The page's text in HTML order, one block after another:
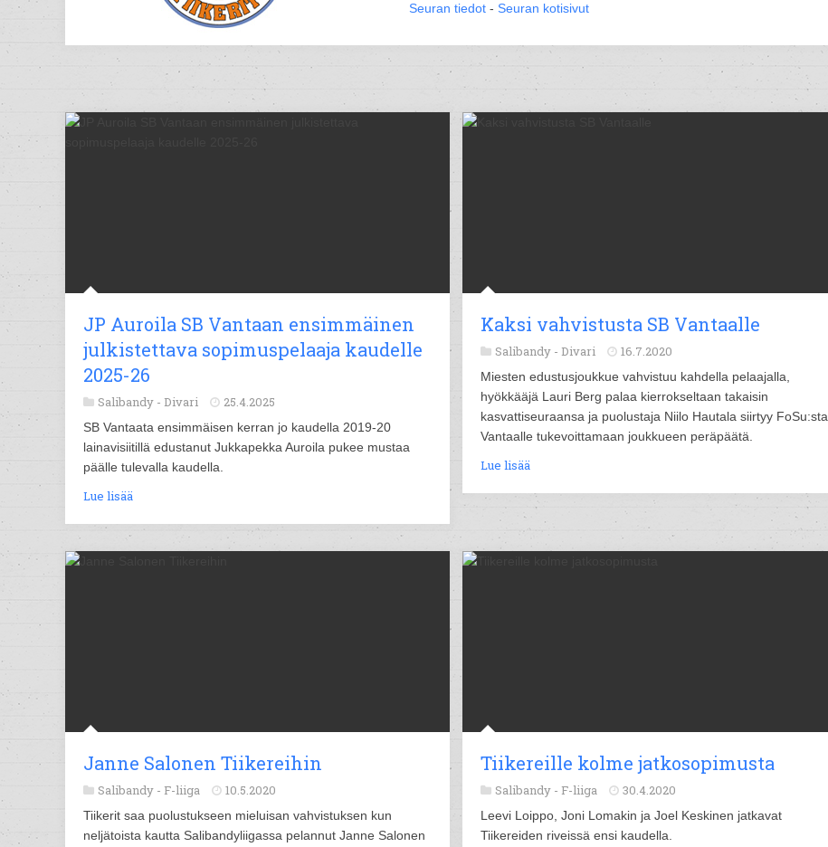
Seuran tiedot - Seuran kotisivut
JP Auroila SB Vantaan ensimmäinen
julkistettava sopimuspelaaja kaudelle
2025-26
Salibandy - Divari 25.4.2025
SB Vantaata ensimmäisen kerran jo kaudella 2019-20
lainavisiitillä edustanut Jukkapekka Auroila pukee mustaa
päälle tulevalla kaudella.
Lue lisää
Kaksi vahvistusta SB Vantaalle
Salibandy - Divari 16.7.2020
Miesten edustusjoukkue vahvistuu kahdella pelaajalla,
hyökkääjä Lauri Berg palaa kierrokseltaan takaisin
kasvattiseuraansa ja puolustaja Niilo Hautala siirtyy FoSu:sta
Vantaalle tukevoittamaan joukkueen peräpäätä.
Lue lisää
Janne Salonen Tiikereihin
Salibandy - F-liiga 10.5.2020
Tiikerit saa puolustukseen mieluisan vahvistuksen kun
neljätoista kautta Salibandyliigassa pelannut Janne Salonen
Tiikereille kolme jatkosopimusta
Salibandy - F-liiga 30.4.2020
Leevi Loippo, Joni Lomakin ja Joel Keskinen jatkavat
Tiikereiden riveissä ensi kaudella.